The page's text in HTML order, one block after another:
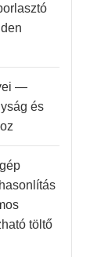
—
és
töltő